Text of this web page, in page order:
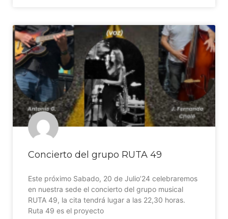
Concierto del grupo RUTA 49
Este próximo Sabado, 20 de Julio’24 celebraremos
en nuestra sede el concierto del grupo musical
RUTA 49, la cita tendrá lugar a las 22,30 horas.
Ruta 49 es el proyecto